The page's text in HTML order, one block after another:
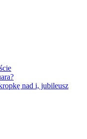
nad i, jubileusz